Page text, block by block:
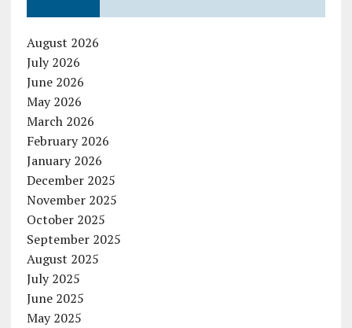
August 2026
July 2026
June 2026
May 2026
March 2026
February 2026
January 2026
December 2025
November 2025
October 2025
September 2025
August 2025
July 2025
June 2025
May 2025